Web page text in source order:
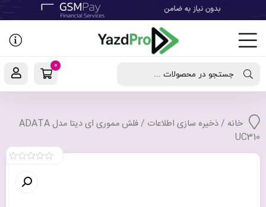
جستجو در محصولات ...
0
خانه /ذخیره سازی اطلاعات
/ فلش مموری ای دیتا مدل ADATA
UC310